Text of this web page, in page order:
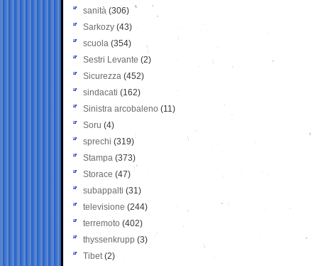
sanità (306)
Sarkozy (43)
scuola (354)
Sestri Levante (2)
Sicurezza (452)
sindacati (162)
Sinistra arcobaleno (11)
Soru (4)
sprechi (319)
Stampa (373)
Storace (47)
subappalti (31)
televisione(244)
terremoto (402)
thyssenkrupp (3)
Tibet(2)